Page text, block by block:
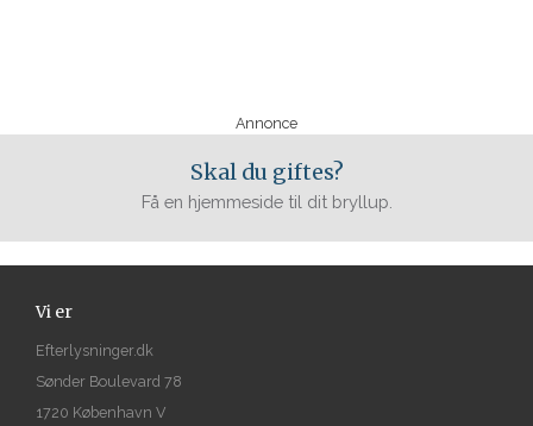
Annonce
Skal du giftes?
Få en hjemmeside til dit bryllup.
Vi er
Efterlysninger.dk
Sønder Boulevard 78
1720 København V